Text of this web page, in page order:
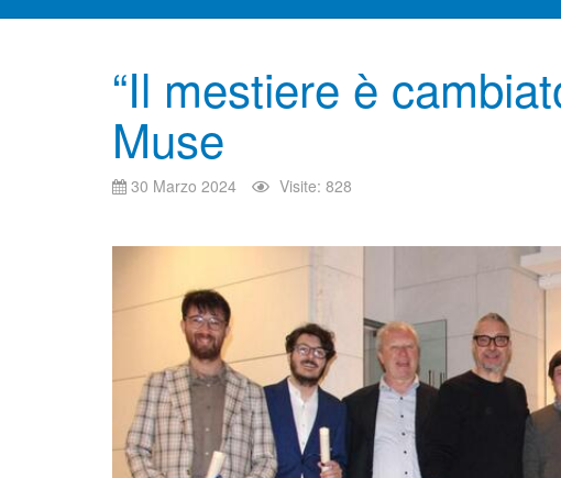
“Il mestiere è
Muse
30 Marzo 2024 Visite: 828